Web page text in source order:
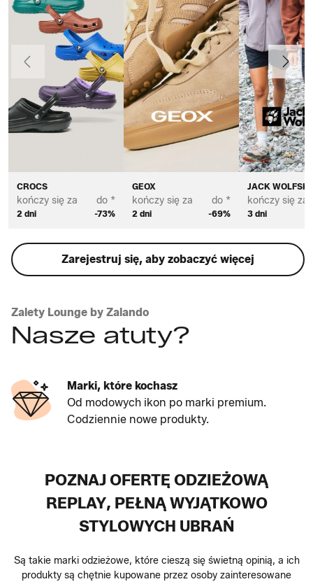
CROCS
kończy się za
2 dni
do *
-73%
GEOX
kończy się za
2 dni
do *
-69%
JACK
kończy się za
3 dni
Poprzedni Dalej
Zarejestruj się, aby zobaczyć więcej
Zalety Lounge by Zalando
Nasze atuty?
Marki, które kochasz
Od modowych ikon po marki premium.
Codziennie nowe produkty.
POZNAJ OFERTĘ ODZIEŻOWĄ
REPLAY, PEŁNĄ WYJĄTKOWO
STYLOWYCH UBRAŃ
Są takie marki odzieżowe, które cieszą się świetną opinią, a ich
produkty są chętnie kupowane przez osoby zainteresowane